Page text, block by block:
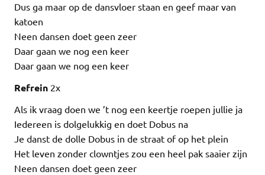
Dus ga maar op de dansvloer staan en geef maar van
katoen
Neen dansen doet geen zeer
Daar gaan we nog een keer
Daar gaan we nog een keer
Refrein 2x
Als ik vraag doen we ’t nog een keertje roepen jullie ja
Iedereen is dolgelukkig en doet Dobus na
Je danst de dolle Dobus in de straat of op het plein
Het leven zonder clowntjes zou een heel pak saaier zijn
Neen dansen doet geen zeer